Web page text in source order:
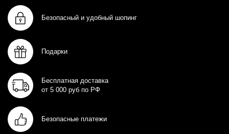
Безопасный и удобный шопинг
Подарки
Бесплатная доставка
от 5 000 руб по РФ
Безопасные платежи